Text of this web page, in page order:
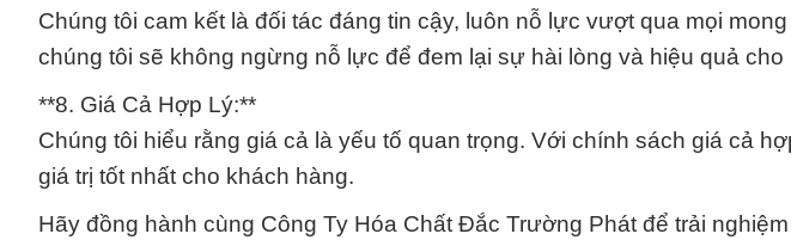
Chúng tôi cam kết là đối tác đáng tin cậy, luôn nỗ lực vượt qua mọi
chúng tôi sẽ không ngừng nỗ lực để đem lại sự hài lòng và hiệu quả cho
**8. Giá Cả Hợp Lý:**
Chúng tôi hiểu rằng giá cả là yếu tố quan trọng. Với chính sách giá cả
giá trị tốt nhất cho khách hàng.
Hãy đồng hành cùng Công Ty Hóa Chất Đắc Trường Phát để trải